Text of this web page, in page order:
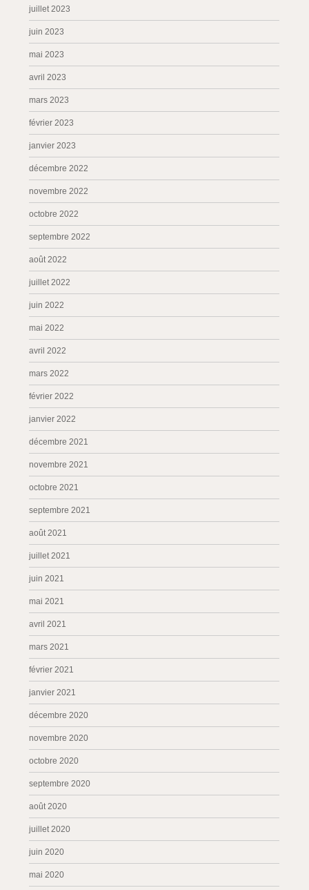
juillet 2023
juin 2023
mai 2023
avril 2023
mars 2023
février 2023
janvier 2023
décembre 2022
novembre 2022
octobre 2022
septembre 2022
août 2022
juillet 2022
juin 2022
mai 2022
avril 2022
mars 2022
février 2022
janvier 2022
décembre 2021
novembre 2021
octobre 2021
septembre 2021
août 2021
juillet 2021
juin 2021
mai 2021
avril 2021
mars 2021
février 2021
janvier 2021
décembre 2020
novembre 2020
octobre 2020
septembre 2020
août 2020
juillet 2020
juin 2020
mai 2020